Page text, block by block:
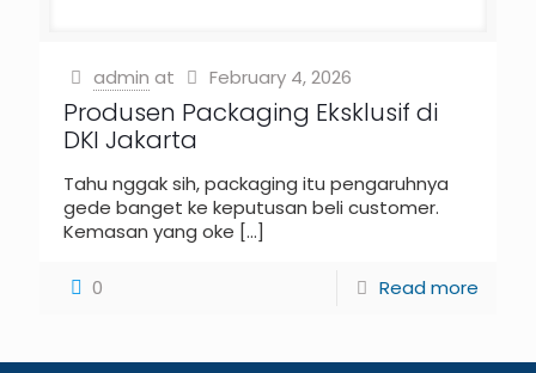
admin at February 4, 2026
Produsen Packaging Eksklusif di
DKI Jakarta
Tahu nggak sih, packaging itu pengaruhnya
gede banget ke keputusan beli customer.
Kemasan yang oke […]
0 Read more